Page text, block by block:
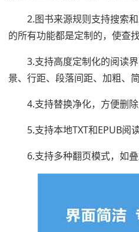
2.图书来源规则支持搜索
的所有功能都是定制的，使查
3.支持高度定制化的阅读
景、行距、段落间距、加粗、
4.支持替换净化，方便删除
5.支持本地TXT和EPUB阅
6.支持多种翻页模式，如